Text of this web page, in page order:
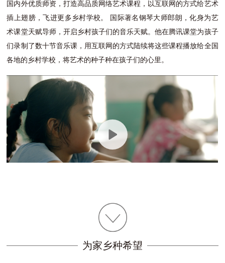
国内外优质师资，打造高品质网络艺术课程，以互联网的方式给艺术
插上翅膀，飞进更多乡村学校。 国际著名钢琴大师郎朗，化身为艺
术课堂天赋导师，开启乡村孩子们的音乐天赋。他在腾讯课堂为孩子
们录制了数十节音乐课，用互联网的方式陆续将这些课程播放给全国
各地的乡村学校，将艺术的种子种在孩子们的心里。
为家乡种希望